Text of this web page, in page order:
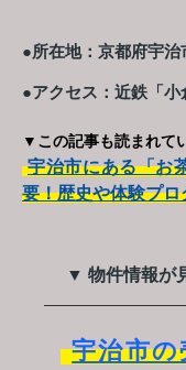
●所在地：京都府宇
●アクセス：近鉄「
▼この記事も読まれて
宇治市にある「お
要！歴史や体験プ
▼ 物件情報が
宇治市